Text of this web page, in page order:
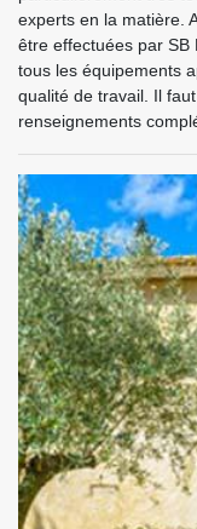
experts en la matière.
être effectuées par SB
tous les équipements
qualité de travail. Il
renseignements